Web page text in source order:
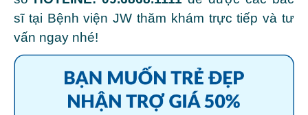
sĩ tại Bệnh viện JW thăm khám trực tiếp và tư
vấn ngay nhé!